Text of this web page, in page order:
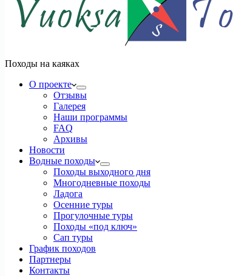
Походы на каяках
О проекте
Отзывы
Галерея
Наши программы
FAQ
Архивы
Новости
Водные походы
Походы выходного дня
Многодневные походы
Ладога
Осенние туры
Прогулочные туры
Походы «под ключ»
Сап туры
График походов
Партнеры
Контакты